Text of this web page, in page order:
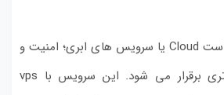
در هاست Cloud یا سرویس های ابری؛ امنیت و
پایداری در سطح بالاتری برقرار می شود. این سرویس با vps